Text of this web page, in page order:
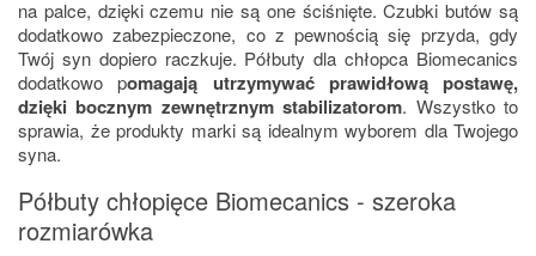
na palce, dzięki czemu nie są one ściśnięte. Czubki butów są
dodatkowo zabezpieczone, co z pewnością się przyda, gdy
Twój syn dopiero raczkuje. Półbuty dla chłopca Biomecanics
dodatkowo pomagają utrzymywać prawidłową postawę,
dzięki bocznym zewnętrznym stabilizatorom. Wszystko to
sprawia, że produkty marki są idealnym wyborem dla Twojego
syna.
Półbuty chłopięce Biomecanics - szeroka
rozmiarówka